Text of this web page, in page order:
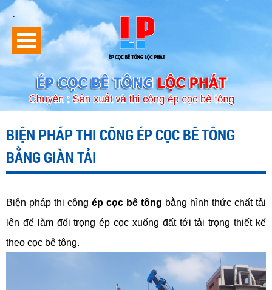
`
BIỆN PHÁP THI CÔNG ÉP CỌC BÊ TÔNG
BẰNG GIÀN TẢI
Biện pháp thi công ép cọc bê tông bằng hình thức chất tải
lên để làm đối trọng ép cọc xuống đất tới tải trọng thiết kế
theo cọc bê tông.